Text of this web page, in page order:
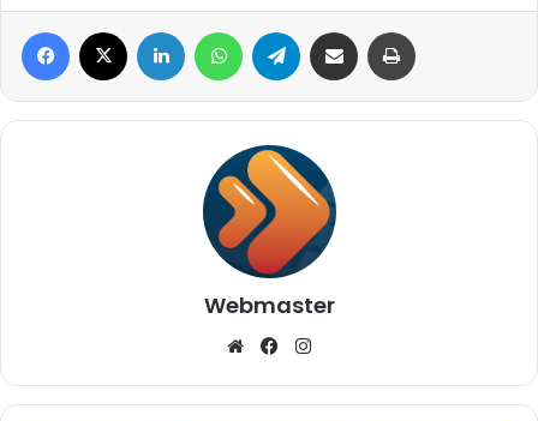
Facebook Linkedin WhatsAppTelegram Compartilhar via e-mail
Webmaster
WebsiteFacebook